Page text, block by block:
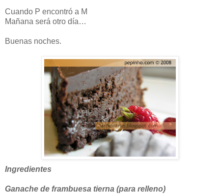
Cuando P encontró a M
Mañana será otro día…
Buenas noches.
Ingredientes
Ganache de frambuesa tierna (para relleno)